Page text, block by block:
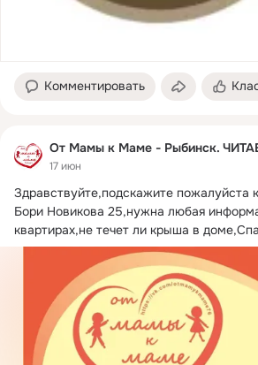
Комментировать
От Мамы к Маме - Рыбинск.
17 июн
Здравствуйте,подскажите пожалуйста
Бори Новикова 25,нужна любая
квартирах,не течет ли крыша в